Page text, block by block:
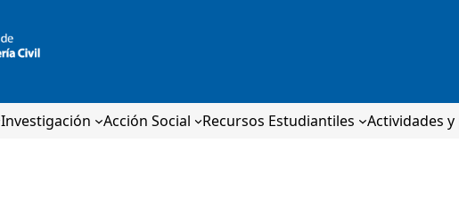
Investigación Acción Social Recursos Estudiantiles Actividades